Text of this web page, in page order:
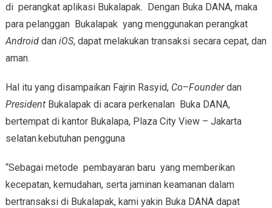
di perangkat aplikasi Bukalapak. Dengan Buka DANA, maka
para pelanggan Bukalapak yang menggunakan perangkat
Android dan iOS, dapat melakukan transaksi secara cepat, dan
aman.
Hal itu yang disampaikan Fajrin Rasyid, Co–Founderdan
President Bukalapak di acara perkenalan Buka DANA,
bertempat di kantor Bukalapa, Plaza City View – Jakarta
selatan.kebutuhan pengguna
“Sebagai metode pembayaran baru yang memberikan
kecepatan, kemudahan, serta jaminan keamanan dalam
bertransaksi di Bukalapak, kami yakin Buka DANA dapat